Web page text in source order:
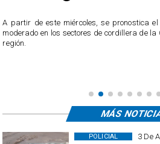
A partir de este miércoles, se pronostica
moderado en los sectores de cordillera de
región.
3 De
POLICIAL
MÁS